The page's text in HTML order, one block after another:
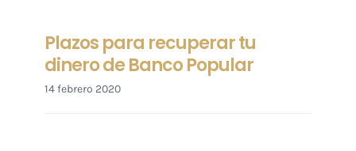
Plazos para recuperar tu
dinero de Banco Popular
14 febrero 2020